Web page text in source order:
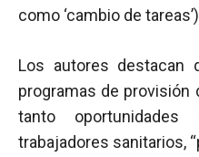
como ‘cambio de
Los autores destacan
programas de provisión
tanto
trabajadores sanitarios,